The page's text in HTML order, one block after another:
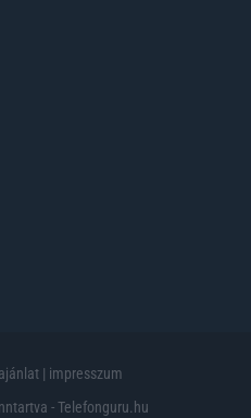
| impresszum
- Telefonguru.hu